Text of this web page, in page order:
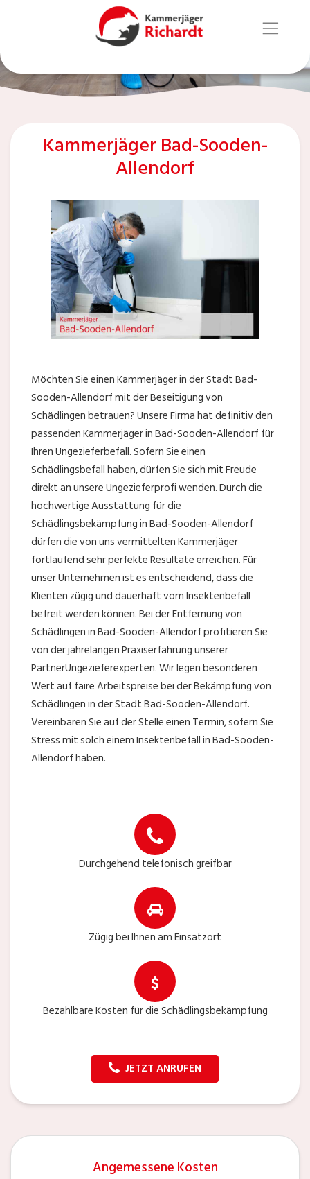
Kammerjäger Bad-Sooden-
Allendorf
Möchten Sie einen Kammerjäger in der Stadt Bad-
Sooden-Allendorf mit der Beseitigung von
Schädlingen betrauen? Unsere Firma hat definitiv den
passenden Kammerjäger in Bad-Sooden-Allendorf für
Ihren Ungezieferbefall. Sofern Sie einen
Schädlingsbefall haben, dürfen Sie sich mit Freude
direkt an unsere Ungezieferprofi wenden. Durch die
hochwertige Ausstattung für die
Schädlingsbekämpfung in Bad-Sooden-Allendorf
dürfen die von uns vermittelten Kammerjäger
fortlaufend sehr perfekte Resultate erreichen. Für
unser Unternehmen ist es entscheidend, dass die
Klienten zügig und dauerhaft vom Insektenbefall
befreit werden können. Bei der Entfernung von
Schädlingen in Bad-Sooden-Allendorf profitieren Sie
von der jahrelangen Praxiserfahrung unserer
PartnerUngezieferexperten. Wir legen besonderen
Wert auf faire Arbeitspreise bei der Bekämpfung von
Schädlingen in der Stadt Bad-Sooden-Allendorf.
Vereinbaren Sie auf der Stelle einen Termin, sofern Sie
Stress mit solch einem Insektenbefall in Bad-Sooden-
Allendorf haben.
Durchgehend telefonisch greifbar
Zügig bei Ihnen am Einsatzort
Bezahlbare Kosten für die Schädlingsbekämpfung
JETZT ANRUFEN
Angemessene Kosten